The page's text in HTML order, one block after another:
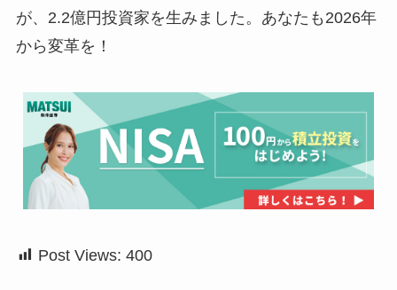
が、2.2億円投資家を生みました。あなたも2026年
から変革を！
Post Views: 400